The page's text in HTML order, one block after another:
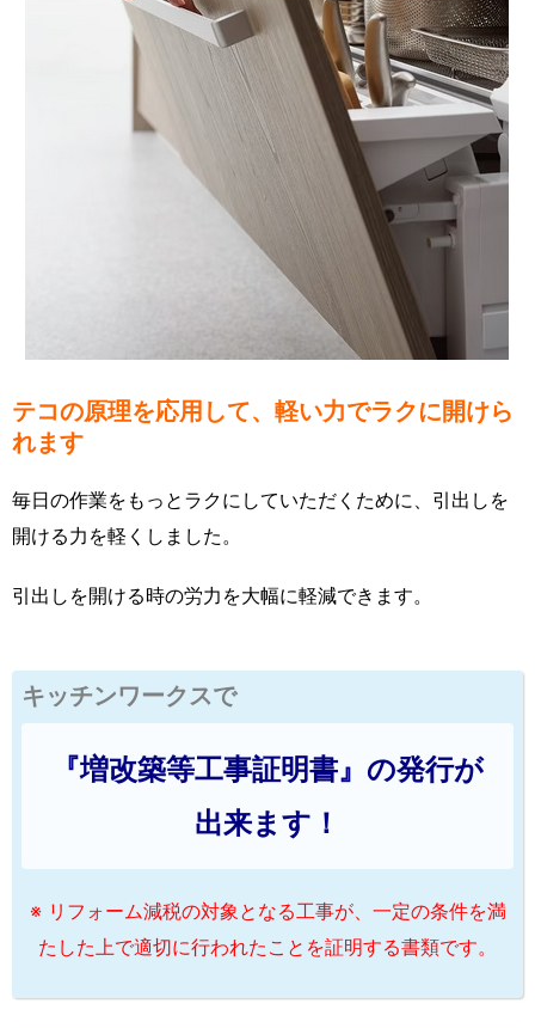
テコの原理を応用して、軽い力でラクに開けら
れます
毎日の作業をもっとラクにしていただくために、引出しを
開ける力を軽くしました。
引出しを開ける時の労力を大幅に軽減できます。
キッチンワークスで
『増改築等工事証明書』の発行が
出来ます！
※ リフォーム減税の対象となる工事が、一定の条件を満
たした上で適切に行われたことを証明する書類です。